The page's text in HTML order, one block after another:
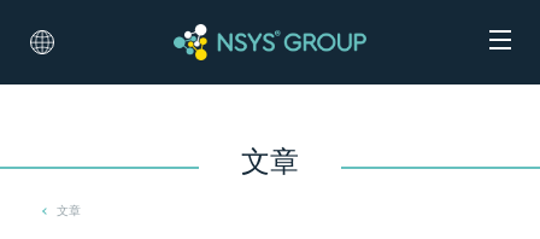
文章
文章